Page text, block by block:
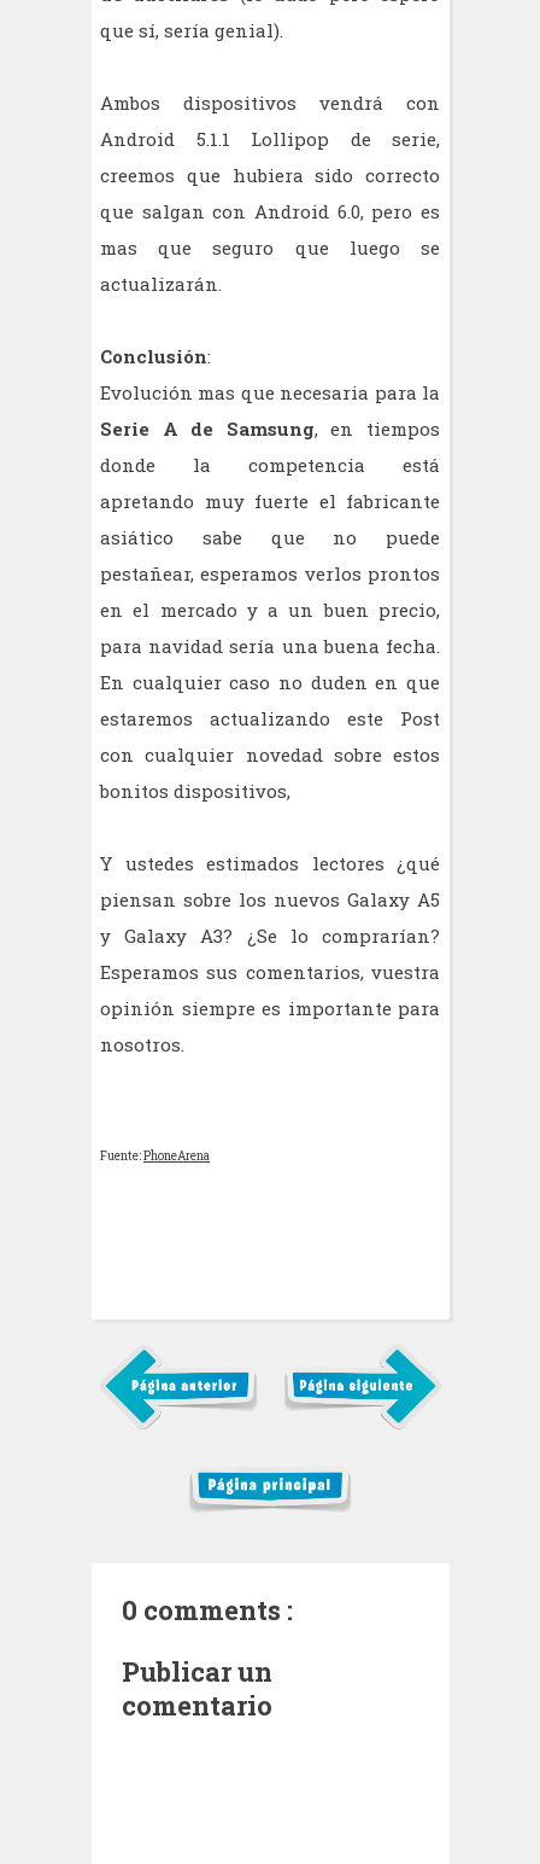
que sí, sería genial).
Ambos dispositivos vendrá con
Android 5.1.1 Lollipop de serie,
creemos que hubiera sido correcto
que salgan con Android 6.0, pero es
mas que seguro que luego se
actualizarán.
Conclusión:
Evolución mas que necesaria para la
Serie A de Samsung, en tiempos
donde la competencia está
apretando muy fuerte el fabricante
asiático sabe que no puede
pestañear, esperamos verlos prontos
en el mercado y a un buen precio,
para navidad sería una buena fecha.
En cualquier caso no duden en que
estaremos actualizando este Post
con cualquier novedad sobre estos
bonitos dispositivos,
Y ustedes estimados lectores ¿qué
piensan sobre los nuevos Galaxy A5
y Galaxy A3? ¿Se lo comprarían?
Esperamos sus comentarios, vuestra
opinión siempre es importante para
nosotros.
Fuente:PhoneArena
0 comments :
Publicar un
comentario